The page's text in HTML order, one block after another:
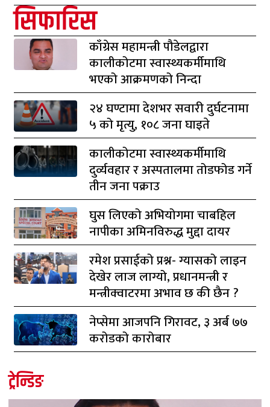
सिफारिस
काँग्रेस महामन्त्री पौडेलद्वारा
कालीकोटमा स्वास्थ्यकर्मीमाथि
भएको आक्रमणको निन्दा
२४ घण्टामा देशभर सवारी दुर्घटनामा
५ को मृत्यु, १०८ जना घाइते
कालीकोटमा स्वास्थ्यकर्मीमाथि
दुर्व्यवहार र अस्पतालमा तोडफोड गर्ने
तीन जना पक्राउ
घुस लिएको अभियोगमा चाबहिल
नापीका अमिनविरुद्ध मुद्दा दायर
रमेश प्रसाईको प्रश्न- ग्यासको लाइन
देखेर लाज लाग्यो, प्रधानमन्त्री र
मन्त्रीक्वाटरमा अभाव छ की छैन ?
नेप्सेमा आजपनि गिरावट, ३ अर्ब ७७
करोडको कारोबार
ट्रेन्डिङ